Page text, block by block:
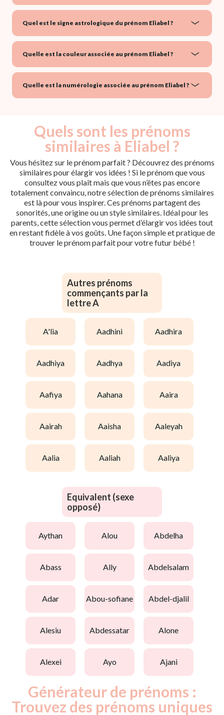
Quel est le signe astrologique du prénom Eliabel ?
Quelle est la couleur associée au prénom Eliabel ?
Quelle est la numérologie associée au prénom Eliabel ?
Quels sont les prénoms
similaires à Eliabel ?
Vous hésitez sur le prénom parfait ? Découvrez des prénoms
similaires pour élargir vos idées ! Si le prénom que vous
consultez vous plaît mais que vous n’êtes pas encore
totalement convaincu, notre sélection de prénoms similaires
est là pour vous inspirer. Ces prénoms partagent des
sonorités, une origine ou un style similaires. Idéal pour les
parents, cette sélection vous permet d’élargir vos idées tout
en restant fidèle à vos goûts. Une façon simple et pratique de
trouver le prénom parfait pour votre futur bébé !
Autres prénoms
commençants par la
lettre A
a'lia aadhini aadhira
aadhiya aadhya aadiya
aafiya aahana aaira
aairah aaisha aaleyah
aalia aaliah aaliya
Equivalent (sexe
opposé)
aythan alou abdelha
abass ally abdelsalam
adar abou-sofiane abdel-djalil
alesiu abdessatar alone
alexei ayo ajani
Générateur de prénoms :
Trouvez des prénoms uniques